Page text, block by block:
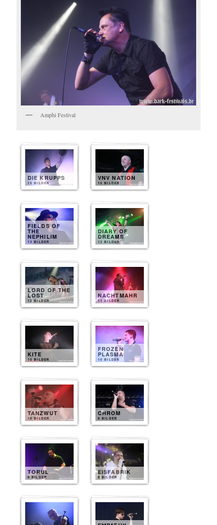
Amphi Festival
DIE KRUPPS
15 BILDER
VNV NATION
15 BILDER
FIELDS OF
THE
NEPHILIM
13 BILDER
DIARY OF
DREAMS
12 BILDER
LORD OF THE
LOST
12 BILDER
NACHTMAHR
11 BILDER
KITE
10 BILDER
FROZEN
PLASMA
10 BILDER
TANZWUT
10 BILDER
CHROM
8 BILDER
TORUL
8 BILDER
EISFABRIK
8 BILDER